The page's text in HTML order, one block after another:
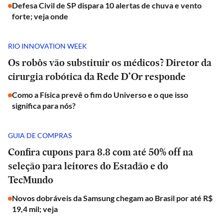
Defesa Civil de SP dispara 10 alertas de chuva e vento
forte; veja onde
RIO INNOVATION WEEK
Os robôs vão substituir os médicos? Diretor da
cirurgia robótica da Rede D’Or responde
Como a Física prevê o fim do Universo e o que isso
significa para nós?
GUIA DE COMPRAS
Confira cupons para 8.8 com até 50% off na
seleção para leitores do Estadão e do
TecMundo
Novos dobráveis da Samsung chegam ao Brasil por até R$
19,4 mil; veja